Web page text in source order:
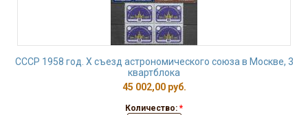
СССР 1958 год. Х съезд астрономического союза в Москве, 3
квартблока
45 002,00 руб.
Количество: *